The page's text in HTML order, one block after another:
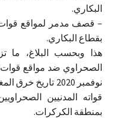
البكاري.
– قصف مدمر لمواقع قوات
بقطاع البكاري.
هذا وبحسب البلاغ، ما
نوفمبر 2020
قواته المدنيين
بمنطقة الكركرات.